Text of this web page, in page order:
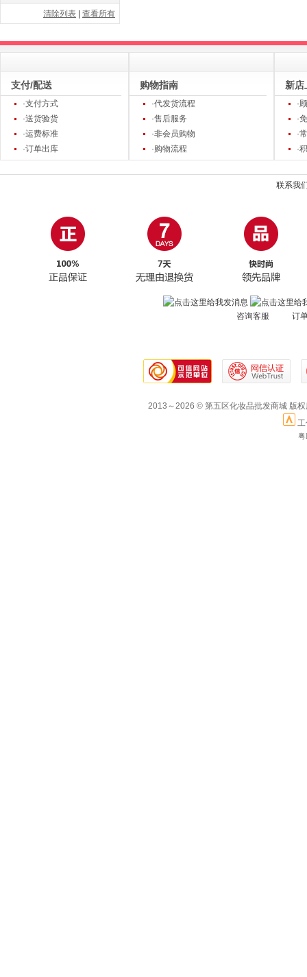
清除列表 查看所有
支付/配送
·支付方式
·送货验货
·运费标准
·订单出库
购物指南
·代发货流程
·售后服务
·非会员购物
·购物流程
新店
·
·
·
·
联系我
咨询客服 订
2013～2026 © 第五区化妆品批发商城 版
粤